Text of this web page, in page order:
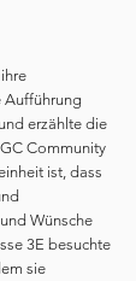
Aufführung
erzählte die
Community
ist, dass
Wünsche
3E besuchte
sie